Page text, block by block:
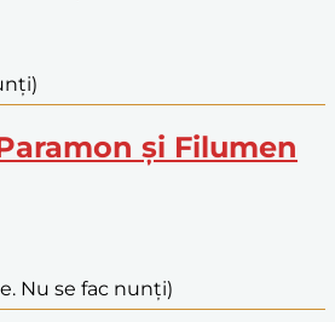
și Filumen
Nu se fac nunți)